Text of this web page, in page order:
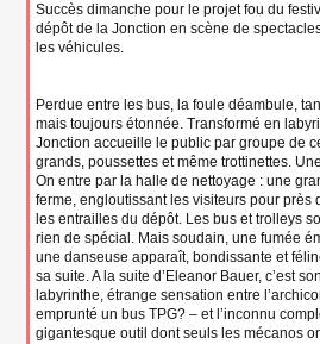
Succès dimanche pour le projet fou du
dépôt de la Jonction en scène de
les véhicules.
Perdue entre les bus, la foule déambule,
mais toujours étonnée. Transformé en
Jonction accueille le public par groupe de
grands, poussettes et même trottinettes.
On entre par la halle de nettoyage : une
ferme, engloutissant les visiteurs pour près
les entrailles du dépôt. Les bus et trolleys
rien de spécial. Mais soudain, une fumée
une danseuse apparaît, bondissante et
sa suite. A la suite d’Eleanor Bauer, c’est
labyrinthe, étrange sensation entre
emprunté un bus TPG? – et l’inconnu
gigantesque outil dont seuls les mécanos